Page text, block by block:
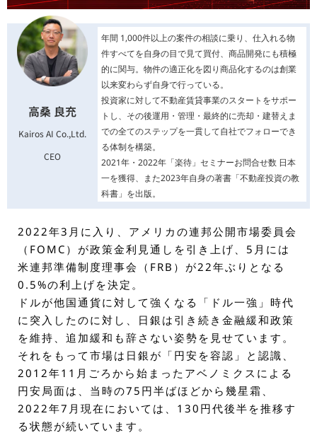
高桑 良充
Kairos AI Co.,Ltd.
CEO
年間 1,000件以上の案件の相談に乗り、仕入れる物
件すべてを自身の目で見て買付、商品開発にも積極
的に関与。物件の適正化を図り商品化するのは創業
以来変わらず自身で行っている。
投資家に対して不動産賃貸事業のスタートをサポー
トし、その後運用・管理・最終的に売却・建替えま
での全てのステップを一貫して自社でフォローでき
る体制を構築。
2021年・2022年「楽待」セミナーお問合せ数 日本
一を獲得、また2023年自身の著書「不動産投資の教
科書」を出版。
2022年3月に入り、アメリカの連邦公開市場委員会
（FOMC）が政策金利見通しを引き上げ、5月には
米連邦準備制度理事会（FRB）が22年ぶりとなる
0.5%の利上げを決定。
ドルが他国通貨に対して強くなる「ドル一強」時代
に突入したのに対し、日銀は引き続き金融緩和政策
を維持、追加緩和も辞さない姿勢を見せています。
それをもって市場は日銀が「円安を容認」と認識、
2012年11月ごろから始まったアベノミクスによる
円安局面は、当時の75円半ばほどから幾星霜、
2022年7月現在においては、130円代後半を推移す
る状態が続いています。